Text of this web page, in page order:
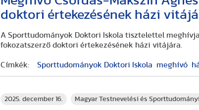
doktori értekezésének házi
A Sporttudományok Doktori Iskola tisztelettel
fokozatszerző doktori értekezésének házi vitájára.
Címkék: Sporttudományok Doktori Iskola meghívó
2025. december 16. Magyar Testnevelési és